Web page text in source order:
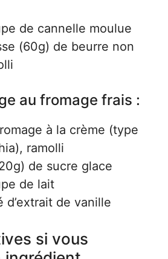
de cannelle moulue
(60g) de beurre non
au fromage frais :
à la crème (type
ramolli
de sucre glace
de lait
d’extrait de vanille
si vous